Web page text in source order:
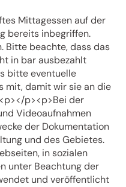
Mittagessen auf der
bereits inbegriffen.
Bitte beachte, dass das
in bar ausbezahlt
bitte eventuelle
mit, damit wir sie an die
p><p>Bei der
Videoaufnahmen
der Dokumentation
und des Gebietes.
in sozialen
unter Beachtung der
und veröffentlicht